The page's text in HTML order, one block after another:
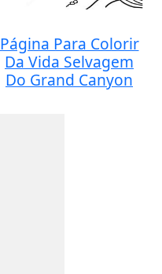
Página Para Colorir
Da Vida Selvagem
Do Grand Canyon